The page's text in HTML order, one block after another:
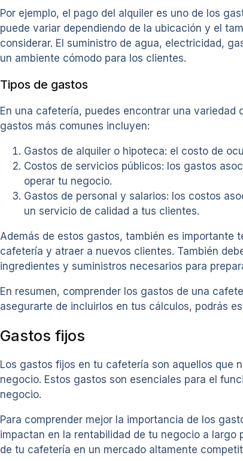
Por ejemplo, el pago del alquiler es uno de los
puede variar dependiendo de la ubicación y el
considerar. El suministro de agua, electricidad,
un ambiente cómodo para los clientes.
Tipos de gastos
En una cafetería, puedes encontrar una
gastos más comunes incluyen:
Gastos de alquiler o hipoteca: el costo de
Costos de servicios públicos: los gastos
operar tu negocio.
Gastos de personal y salarios: los costos
un servicio de calidad a tus clientes.
Además de estos gastos, también es importante
cafetería y atraer a nuevos clientes. También
ingredientes y suministros necesarios para
En resumen, comprender los gastos de una
asegurarte de incluirlos en tus cálculos, podrás
Gastos fijos
Los gastos fijos en tu cafetería son aquellos que
negocio. Estos gastos son esenciales para el
negocio.
Para comprender mejor la importancia de los
impactan en la rentabilidad de tu negocio a
de tu cafetería en un mercado altamente